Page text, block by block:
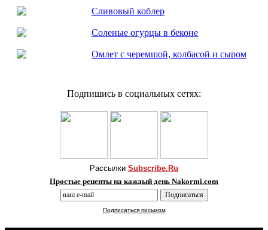
Сливовый коблер
Соленые огурцы в беконе
Омлет с черемшой, колбасой и сыром
Подпишись в социальных сетях:
Рассылки Subscribe.Ru
Простые рецепты на каждый день Nakormi.com
Подписаться письмом